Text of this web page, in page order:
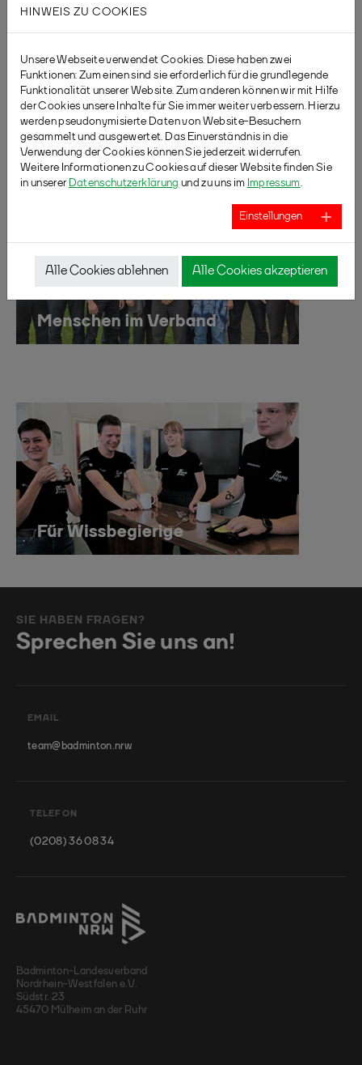
SIE HABEN FRAGEN?
Sprechen Sie uns an!
EMAIL
team@badminton.nrw
TELEFON
(0208) 36 08 34
Badminton-Landesverband
Nordrhein-Westfalen e.V.
Südstr. 23
45470 Mülheim an der Ruhr
HINWEIS ZU COOKIES
Unsere Webseite verwendet Cookies. Diese haben zwei
Funktionen: Zum einen sind sie erforderlich für die grundlegende
Funktionalität unserer Website. Zum anderen können wir mit Hilfe
der Cookies unsere Inhalte für Sie immer weiter verbessern. Hierzu
werden pseudonymisierte Daten von Website-Besuchern
gesammelt und ausgewertet. Das Einverständnis in die
Verwendung der Cookies können Sie jederzeit widerrufen.
Weitere Informationen zu Cookies auf dieser Website finden Sie
in unserer Datenschutzerklärung und zu uns im Impressum.
Einstellungen
Alle Cookies ablehnen Alle Cookies akzeptieren